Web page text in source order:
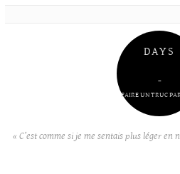
DAYS
–
FAIRE UN TRUC
« C’est comme si je me sentais plus léger